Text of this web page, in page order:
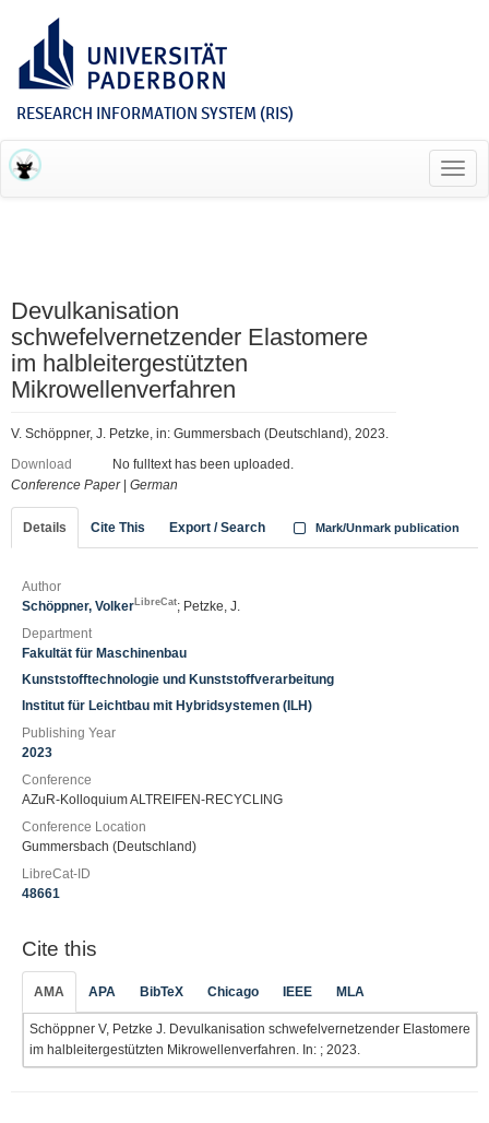
RESEARCH INFORMATION SYSTEM (RIS)
Devulkanisation
schwefelvernetzender Elastomere
im halbleitergestützten
Mikrowellenverfahren
V. Schöppner, J. Petzke, in: Gummersbach (Deutschland), 2023.
Download
No fulltext has been uploaded.
Conference Paper| German
Details Cite This Export / Search Mark/Unmark publication
Author
Schöppner, Volker LibreCat; Petzke, J.
Department
Fakultät für Maschinenbau
Kunststofftechnologie und Kunststoffverarbeitung
Institut für Leichtbau mit Hybridsystemen (ILH)
Publishing Year
2023
Conference
AZuR-Kolloquium ALTREIFEN-RECYCLING
Conference Location
Gummersbach (Deutschland)
LibreCat-ID
48661
Cite this
AMA APA BibTeX Chicago IEEE MLA
Schöppner V, Petzke J. Devulkanisation schwefelvernetzender Elastomere
im halbleitergestützten Mikrowellenverfahren. In: ; 2023.